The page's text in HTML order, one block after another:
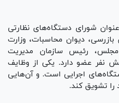
شورای دستگاه‌های نظارتی
دیوان محاسبات، وزارت
مجلس، رئیس سازمان مدیریت
نفر عضو دارد. یکی از وظایف
اجرایی است. و آن‌هایی
را تشویق کند.